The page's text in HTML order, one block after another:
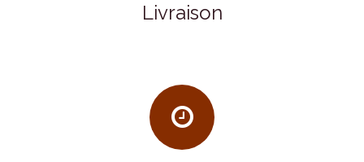
Livraison